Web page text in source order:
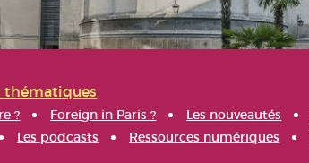
thématiques
? Foreign in Paris ? Les nouveautés
Les podcasts Ressources numériques